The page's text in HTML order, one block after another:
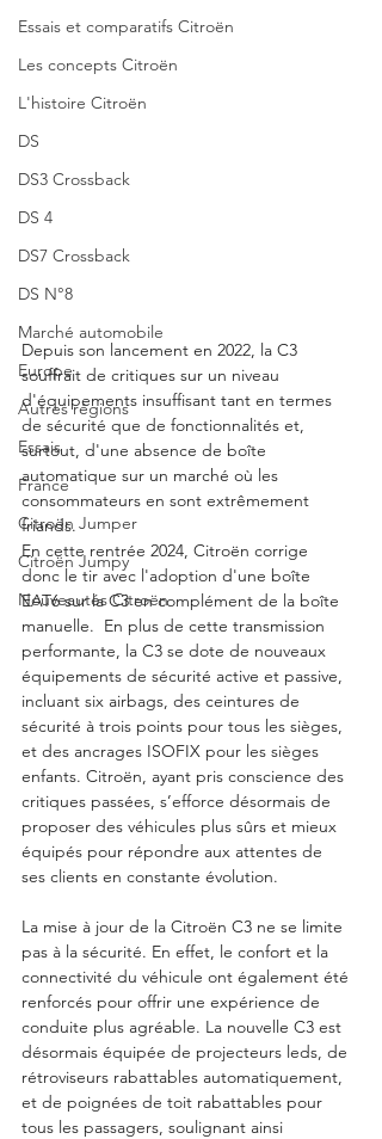
Essais et comparatifs Citroën
Les concepts Citroën
L'histoire Citroën
DS
DS3 Crossback
DS 4
DS7 Crossback
DS N°8
Marché automobile
Europe
Autres régions
Essais
France
Citroën Jumper
Citroën Jumpy
Nouveautés Citroën
Depuis son lancement en 2022, la C3
souffrait de critiques sur un niveau
d'équipements insuffisant tant en termes
de sécurité que de fonctionnalités et,
surtout, d'une absence de boîte
automatique sur un marché où les
consommateurs en sont extrêmement
friands.
En cette rentrée 2024, Citroën corrige
donc le tir avec l'adoption d'une boîte
EAT6 sur la C3 en complément de la boîte
manuelle.  En plus de cette transmission
performante, la C3 se dote de nouveaux
équipements de sécurité active et passive,
incluant six airbags, des ceintures de
sécurité à trois points pour tous les sièges,
et des ancrages ISOFIX pour les sièges
enfants. Citroën, ayant pris conscience des
critiques passées, s’efforce désormais de
proposer des véhicules plus sûrs et mieux
équipés pour répondre aux attentes de
ses clients en constante évolution.
La mise à jour de la Citroën C3 ne se limite
pas à la sécurité. En effet, le confort et la
connectivité du véhicule ont également été
renforcés pour offrir une expérience de
conduite plus agréable. La nouvelle C3 est
désormais équipée de projecteurs leds, de
rétroviseurs rabattables automatiquement,
et de poignées de toit rabattables pour
tous les passagers, soulignant ainsi